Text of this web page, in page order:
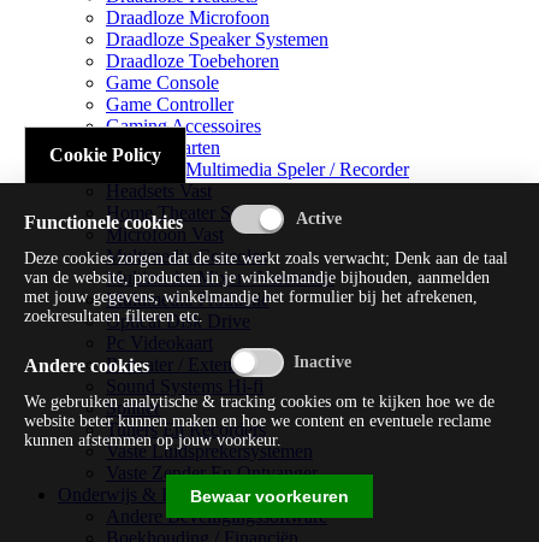
Draadloze Microfoon
Draadloze Speaker Systemen
Draadloze Toebehoren
Game Console
Game Controller
Gaming Accessoires
Geluidskaarten
Handheld Multimedia Speler / Recorder
Headsets Vast
Home Theater Systems
Microfoon Vast
Multimedia Consoles
Multimedia Mixer / Versterker
Multimedia Productie
Optical Disk Drive
Pc Videokaart
Repeater / Extender
Sound Systems Hi-fi
Splitter
Tuners En Recorders
Vaste Luidsprekersystemen
Vaste Zender En Ontvanger
Onderwijs & Recreatie
Andere Beveiligingssoftware
Cookie Policy
Functionele cookies
Deze cookies zorgen dat de site werkt zoals verwacht; Denk aan de taal
van de website, producten in je winkelmandje bijhouden, aanmelden
met jouw gegevens, winkelmandje het formulier bij het afrekenen,
zoekresultaten filteren etc.
Andere cookies
We gebruiken analytische & tracking cookies om te kijken hoe we de
website beter kunnen maken en hoe we content en eventuele reclame
kunnen afstemmen op jouw voorkeur.
Bewaar voorkeuren